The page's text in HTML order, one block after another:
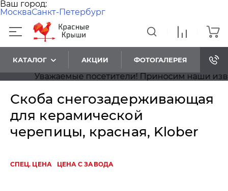
Ваш город:
МоскваСанкт-Петербург
КАТАЛОГ АКЦИИ ФОТОГАЛЕРЕЯ
Уважаемые посетители! Приносим наши
Скоба снегозадерживающая
для керамической
черепицы, красная, Klober
СПЕЦ. ЦЕНА ЦЕНА С ЗАВОДА